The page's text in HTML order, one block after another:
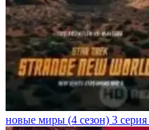
новые миры (4 сезон) 3 серия